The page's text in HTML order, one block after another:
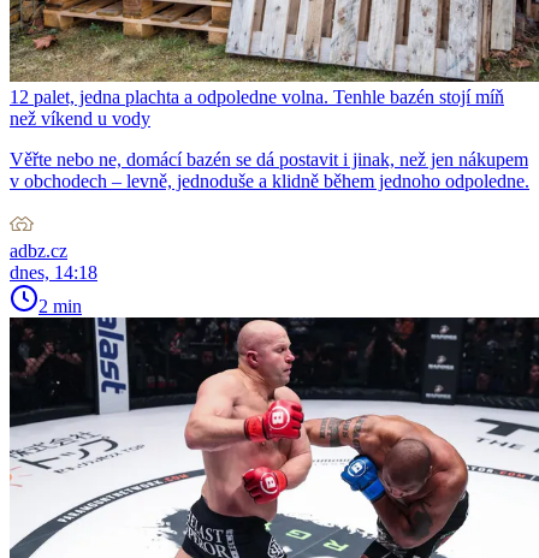
12 palet, jedna plachta a odpoledne volna. Tenhle bazén stojí míň
než víkend u vody
Věřte nebo ne, domácí bazén se dá postavit i jinak, než jen nákupem
v obchodech – levně, jednoduše a klidně během jednoho odpoledne.
adbz.cz
dnes, 14:18
2 min